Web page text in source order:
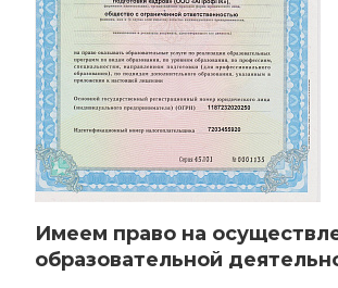
Имеем право на
образовательной